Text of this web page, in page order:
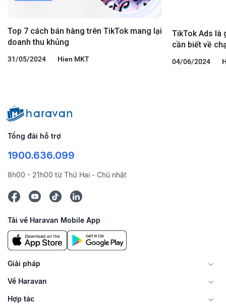
Top 7 cách bán hàng trên TikTok mang lại
doanh thu khủng
31/05/2024 Hien MKT
TikTok Ads là
cần biết về
04/06/2024
Tổng đài hỗ trợ
1900.636.099
8h00 - 21h00 từ Thứ Hai - Chủ nhật
Tải về Haravan Mobile App
Giải pháp
Về Haravan
Hợp tác